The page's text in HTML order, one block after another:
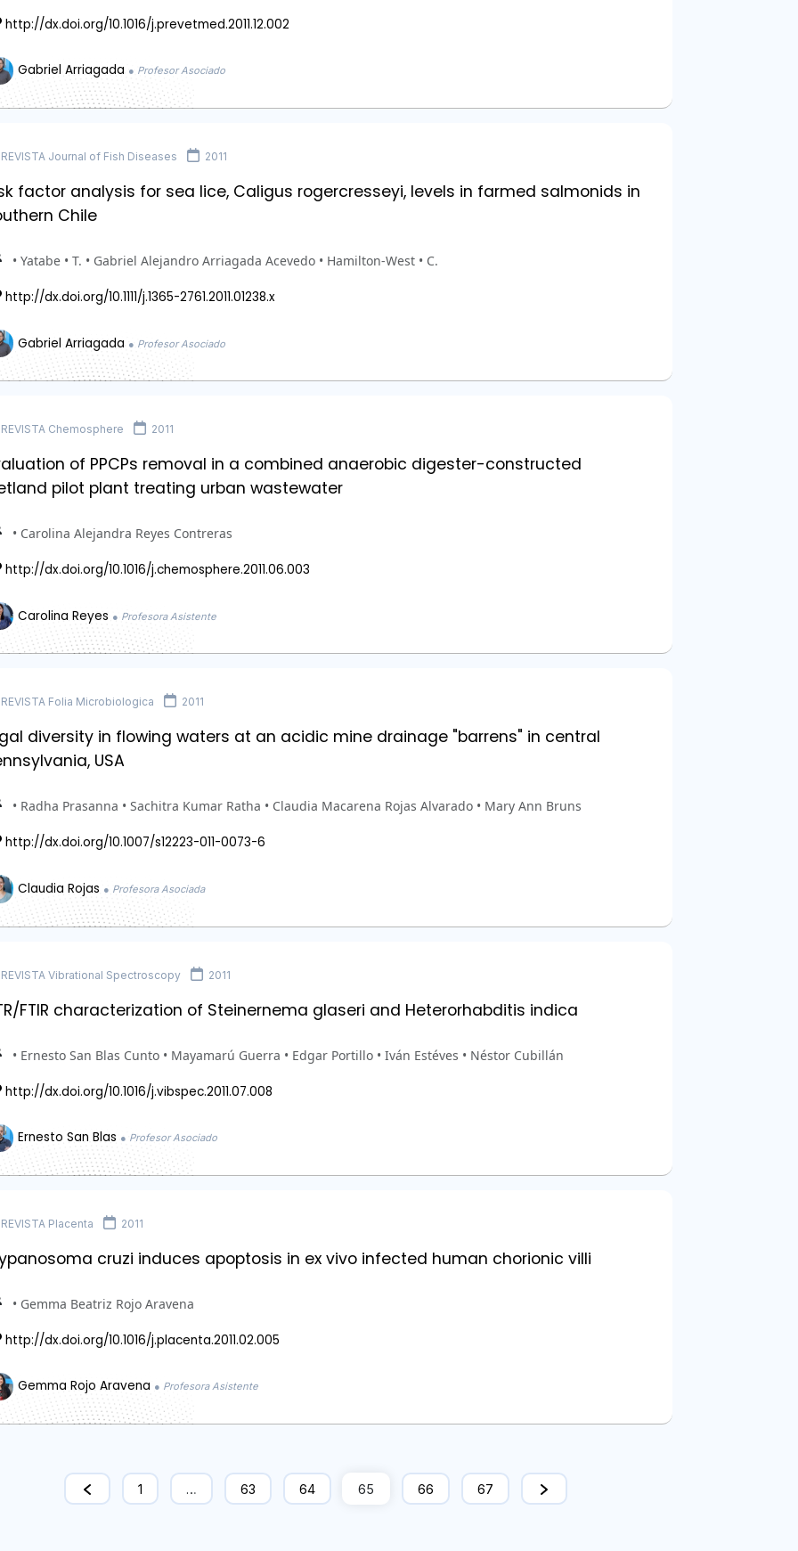
http://dx.doi.org/10.1016/j.prevetmed.2011.12.002
Gabriel Arriagada ● Profesor Asociado
Journal of Fish Diseases 2011
factor analysis for sea lice, Caligus rogercresseyi, levels in farmed salmonids in
Chile
• Yatabe • T. • Gabriel Alejandro Arriagada Acevedo • Hamilton-West • C.
http://dx.doi.org/10.1111/j.1365-2761.2011.01238.x
Gabriel Arriagada ● Profesor Asociado
Chemosphere 2011
of PPCPs removal in a combined anaerobic digester-constructed
pilot plant treating urban wastewater
• Carolina Alejandra Reyes Contreras
http://dx.doi.org/10.1016/j.chemosphere.2011.06.003
Carolina Reyes ● Profesora Asistente
Folia Microbiologica 2011
diversity in flowing waters at an acidic mine drainage "barrens" in central
USA
• Radha Prasanna • Sachitra Kumar Ratha • Claudia Macarena Rojas Alvarado • Mary Ann Bruns
http://dx.doi.org/10.1007/s12223-011-0073-6
Claudia Rojas ● Profesora Asociada
Vibrational Spectroscopy 2011
FTIR characterization of Steinernema glaseri and Heterorhabditis indica
• Ernesto San Blas Cunto • Mayamarú Guerra • Edgar Portillo • Iván Estéves • Néstor Cubillán
http://dx.doi.org/10.1016/j.vibspec.2011.07.008
Ernesto San Blas ● Profesor Asociado
Placenta 2011
cruzi induces apoptosis in ex vivo infected human chorionic villi
• Gemma Beatriz Rojo Aravena
http://dx.doi.org/10.1016/j.placenta.2011.02.005
Gemma Rojo Aravena ● Profesora Asistente
1 … 63 64 65 66 67